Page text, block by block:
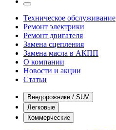
Техническое обслуживание
Ремонт электрики
Ремонт двигателя
Замена сцепления
Замена масла в АКПП
О компании
Новости и акции
Статьи
Внедорожники / SUV
Легковые
Коммерческие